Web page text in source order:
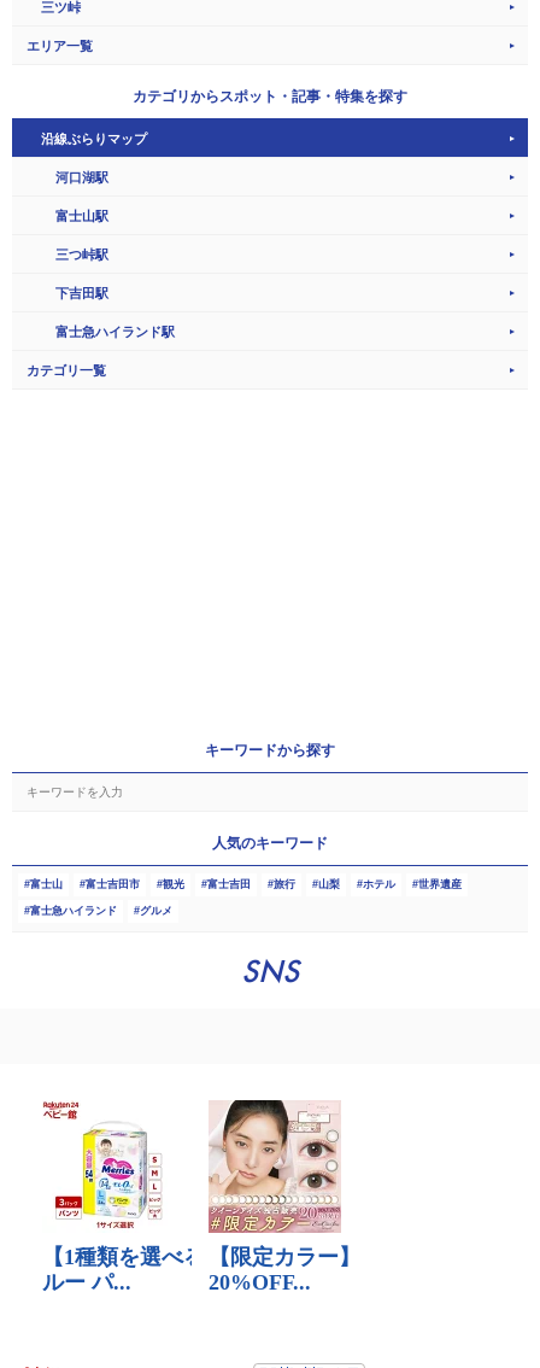
三ツ峠
エリア一覧
カテゴリからスポット・記事・特集を探す
沿線ぶらりマップ
河口湖駅
富士山駅
三つ峠駅
下吉田駅
富士急ハイランド駅
カテゴリ一覧
キーワードから探す
人気のキーワード
富士山 富士吉田市 観光 富士吉田 旅行 山梨 ホテル 世界遺産
富士急ハイランド グルメ
SNS